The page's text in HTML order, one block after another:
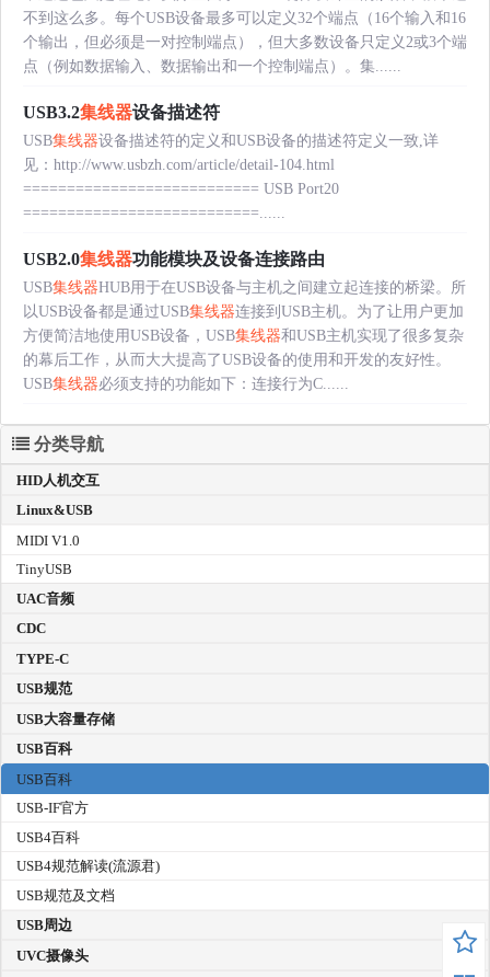
不到这么多。每个USB设备最多可以定义32个端点（16个输入和16
个输出，但必须是一对控制端点），但大多数设备只定义2或3个端
点（例如数据输入、数据输出和一个控制端点）。集......
USB3.2集线器设备描述符
USB集线器设备描述符的定义和USB设备的描述符定义一致,详
见：http://www.usbzh.com/article/detail-104.html
=========================== USB Port20
===========================......
USB2.0集线器功能模块及设备连接路由
USB集线器HUB用于在USB设备与主机之间建立起连接的桥梁。所
以USB设备都是通过USB集线器连接到USB主机。为了让用户更加
方便简洁地使用USB设备，USB集线器和USB主机实现了很多复杂
的幕后工作，从而大大提高了USB设备的使用和开发的友好性。
USB集线器必须支持的功能如下：连接行为C......
分类导航
HID人机交互
Linux&USB
MIDI V1.0
TinyUSB
UAC音频
CDC
TYPE-C
USB规范
USB大容量存储
USB百科
USB百科
USB-IF官方
USB4百科
USB4规范解读(流源君)
USB规范及文档
USB周边
UVC摄像头